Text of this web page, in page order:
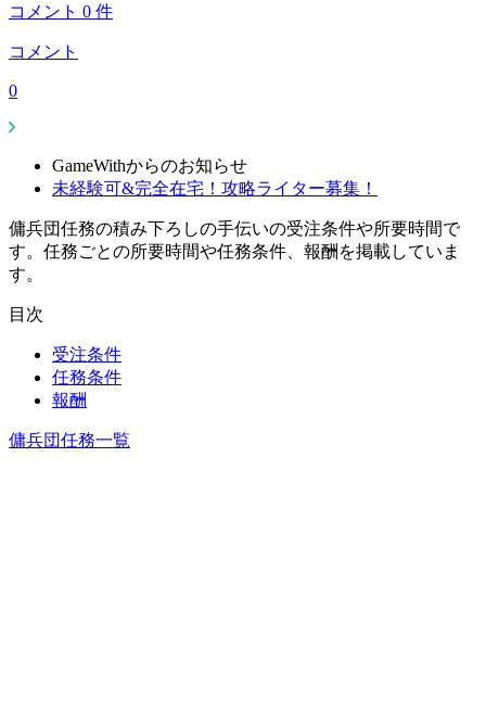
コメント 0 件
コメント
0
GameWithからのお知らせ
未経験可&完全在宅！攻略ライター募集！
傭兵団任務の積み下ろしの手伝いの受注条件や所要時間で
す。任務ごとの所要時間や任務条件、報酬を掲載していま
す。
目次
受注条件
任務条件
報酬
傭兵団任務一覧